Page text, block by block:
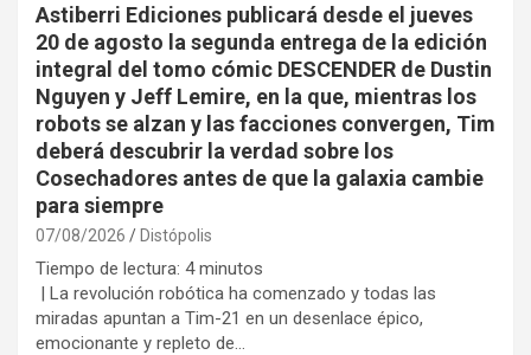
Astiberri Ediciones publicará desde el jueves
20 de agosto la segunda entrega de la edición
integral del tomo cómic DESCENDER de Dustin
Nguyen y Jeff Lemire, en la que, mientras los
robots se alzan y las facciones convergen, Tim
deberá descubrir la verdad sobre los
Cosechadores antes de que la galaxia cambie
para siempre
07/08/2026 Distópolis
Tiempo de lectura: 4 minutos
| La revolución robótica ha comenzado y todas las
miradas apuntan a Tim-21 en un desenlace épico,
emocionante y repleto de…